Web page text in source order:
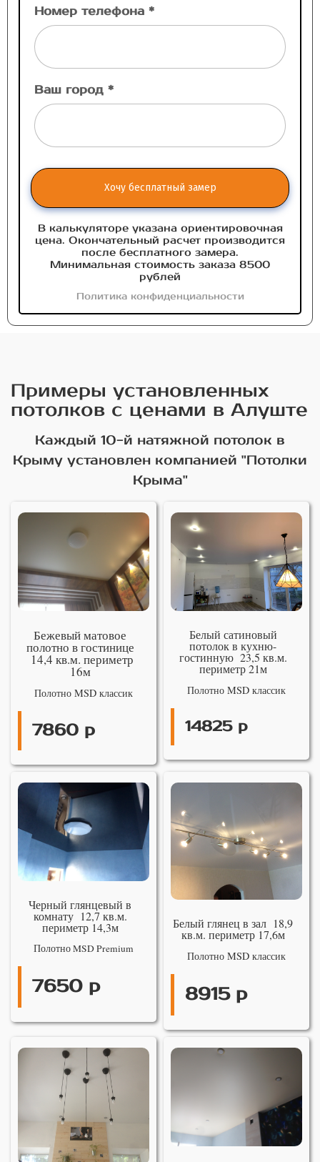
Номер телефона *
Ваш город *
Хочу бесплатный замер
В калькуляторе указана ориентировочная
цена. Окончательный расчет производится
после бесплатного замера.
Минимальная стоимость заказа 8500
рублей
Политика конфиденциальности
Примеры установленных
потолков с ценами в Алуште
Каждый 10-й натяжной потолок в
Крыму установлен компанией "Потолки
Крыма"
Бежевый матовое
полотно в гостинице
14,4 кв.м. периметр
16м
Полотно MSD классик
7860 р
Белый сатиновый
потолок в кухню-
гостинную 23,5 кв.м.
периметр 21м
Полотно MSD классик
14825 р
Черный глянцевый в
комнату 12,7 кв.м.
периметр 14,3м
Полотно MSD Premium
7650 р
Белый глянец в зал 18,9
кв.м. периметр 17,6м
Полотно MSD классик
8915 р